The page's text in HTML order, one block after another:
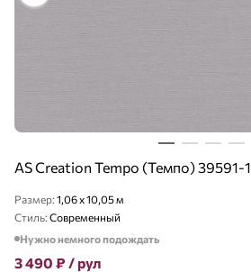
AS Creation Tempo (Темпо) 39591-1
Размер: 1,06 x 10,05 м
Стиль: Современный
Нужно немного подождать
3 490 ₽ / рул